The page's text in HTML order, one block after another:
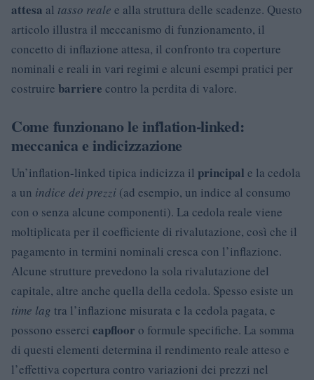
attesa al tasso reale e alla struttura delle scadenze. Questo
articolo illustra il meccanismo di funzionamento, il
concetto di inflazione attesa, il confronto tra coperture
nominali e reali in vari regimi e alcuni esempi pratici per
costruire barriere contro la perdita di valore.
Come funzionano le inflation-linked:
meccanica e indicizzazione
Un’inflation-linked tipica indicizza il principal e la cedola
a un indice dei prezzi (ad esempio, un indice al consumo
con o senza alcune componenti). La cedola reale viene
moltiplicata per il coefficiente di rivalutazione, così che il
pagamento in termini nominali cresca con l’inflazione.
Alcune strutture prevedono la sola rivalutazione del
capitale, altre anche quella della cedola. Spesso esiste un
time lag tra l’inflazione misurata e la cedola pagata, e
possono esserci capfloor o formule specifiche. La somma
di questi elementi determina il rendimento reale atteso e
l’effettiva copertura contro variazioni dei prezzi nel